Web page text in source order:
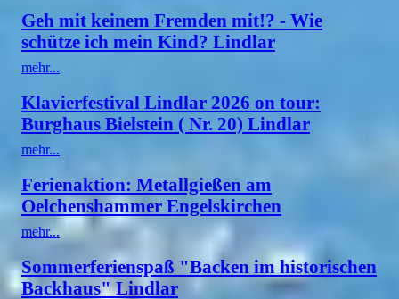
Geh mit keinem Fremden mit!? - Wie
schütze ich mein Kind? Lindlar
mehr...
Klavierfestival Lindlar 2026 on tour:
Burghaus Bielstein ( Nr. 20) Lindlar
mehr...
Ferienaktion: Metallgießen am
Oelchenshammer Engelskirchen
mehr...
Sommerferienspaß "Backen im historischen
Backhaus" Lindlar